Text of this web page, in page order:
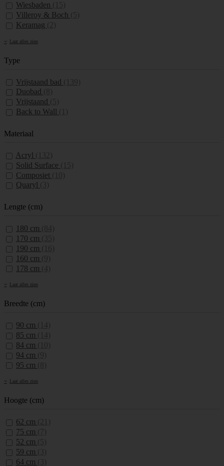
Wiesbaden
Villeroy & Boch
Keramag
Laat alles zien
Type
Vrijstaand bad
Duobad
Vrijstaand
Back to Wall
Materiaal
Acryl
Solid Surface
Composiet
Quaryl
Lengte (cm)
180 cm
170 cm
190 cm
160 cm
178 cm
Laat alles zien
Breedte (cm)
90 cm
85 cm
84 cm
94 cm
95 cm
Laat alles zien
Hoogte (cm)
62 cm
75 cm
52 cm
59 cm
64 cm